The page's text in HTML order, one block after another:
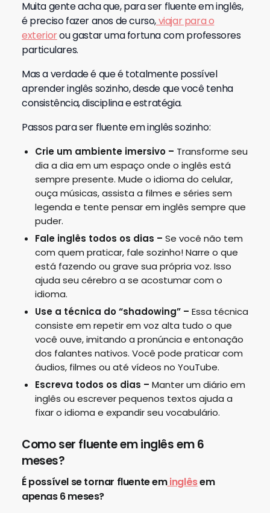
Muita gente acha que, para ser fluente em inglês,
é preciso fazer anos de curso,viajar para o
exteriorou gastar uma fortuna com professores
particulares.
Mas a verdade é que é totalmente possível
aprender inglês sozinho, desde que você tenha
consistência, disciplina e estratégia.
Passos para ser fluente em inglês sozinho:
Crie um ambiente imersivo – Transforme seu
dia a dia em um espaço onde o inglês está
sempre presente. Mude o idioma do celular,
ouça músicas, assista a filmes e séries sem
legenda e tente pensar em inglês sempre que
puder.
Fale inglês todos os dias – Se você não tem
com quem praticar, fale sozinho! Narre o que
está fazendo ou grave sua própria voz. Isso
ajuda seu cérebro a se acostumar com o
idioma.
Use a técnica do “shadowing” – Essa técnica
consiste em repetir em voz alta tudo o que
você ouve, imitando a pronúncia e entonação
dos falantes nativos. Você pode praticar com
áudios, filmes ou até vídeos no YouTube.
Escreva todos os dias – Manter um diário em
inglês ou escrever pequenos textos ajuda a
fixar o idioma e expandir seu vocabulário.
Como ser fluente em inglês em 6
meses?
É possível se tornar fluente eminglêsem
apenas 6 meses?